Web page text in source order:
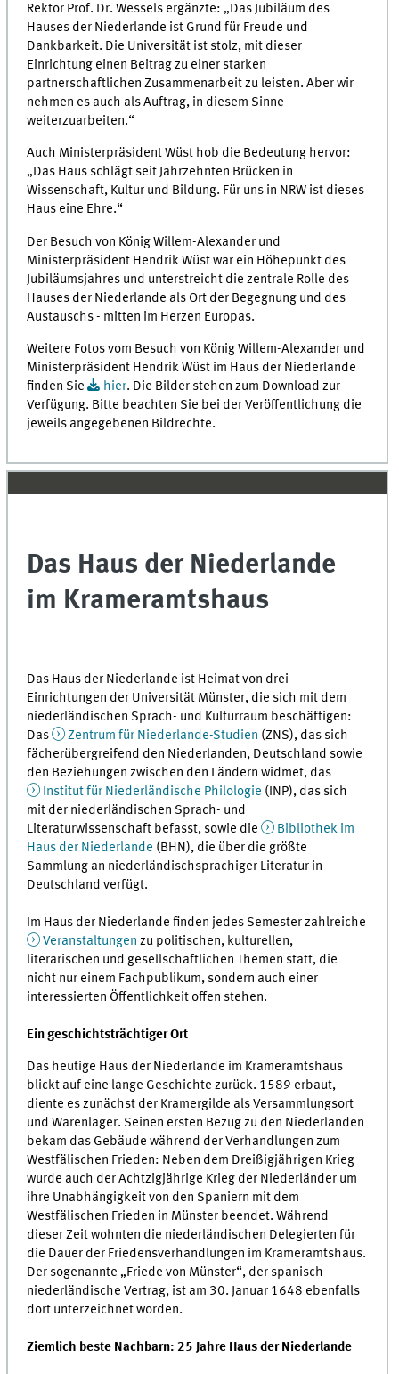
Rektor Prof. Dr. Wessels ergänzte: „Das Jubiläum des
Hauses der Niederlande ist Grund für Freude und
Dankbarkeit. Die Universität ist stolz, mit dieser
Einrichtung einen Beitrag zu einer starken
partnerschaftlichen Zusammenarbeit zu leisten. Aber wir
nehmen es auch als Auftrag, in diesem Sinne
weiterzuarbeiten.“
Auch Ministerpräsident Wüst hob die Bedeutung hervor:
„Das Haus schlägt seit Jahrzehnten Brücken in
Wissenschaft, Kultur und Bildung. Für uns in NRW ist dieses
Haus eine Ehre.“
Der Besuch von König Willem-Alexander und
Ministerpräsident Hendrik Wüst war ein Höhepunkt des
Jubiläumsjahres und unterstreicht die zentrale Rolle des
Hauses der Niederlande als Ort der Begegnung und des
Austauschs - mitten im Herzen Europas.
Weitere Fotos vom Besuch von König Willem-Alexander und
Ministerpräsident Hendrik Wüst im Haus der Niederlande
finden Sie
hier. Die Bilder stehen zum Download zur
Verfügung. Bitte beachten Sie bei der Veröffentlichung die
jeweils angegebenen Bildrechte.
Das Haus der Niederlande
im Krameramtshaus
Das Haus der Niederlande ist Heimat von drei
Einrichtungen der Universität Münster, die sich mit dem
niederländischen Sprach- und Kulturraum beschäftigen:
Das
Zentrum für Niederlande-Studien (ZNS), das sich
fächerübergreifend den Niederlanden, Deutschland sowie
den Beziehungen zwischen den Ländern widmet, das
Institut für Niederländische Philologie (INP), das sich
mit der niederländischen Sprach- und
Literaturwissenschaft befasst, sowie die
Bibliothek im
Haus der Niederlande (BHN), die über die größte
Sammlung an niederländischsprachiger Literatur in
Deutschland verfügt.
Im Haus der Niederlande finden jedes Semester zahlreiche
Veranstaltungen zu politischen, kulturellen,
literarischen und gesellschaftlichen Themen statt, die
nicht nur einem Fachpublikum, sondern auch einer
interessierten Öffentlichkeit offen stehen.
Ein geschichtsträchtiger Ort
Das heutige Haus der Niederlande im Krameramtshaus
blickt auf eine lange Geschichte zurück. 1589 erbaut,
diente es zunächst der Kramergilde als Versammlungsort
und Warenlager. Seinen ersten Bezug zu den Niederlanden
bekam das Gebäude während der Verhandlungen zum
Westfälischen Frieden: Neben dem Dreißigjährigen Krieg
wurde auch der Achtzigjährige Krieg der Niederländer um
ihre Unabhängigkeit von den Spaniern mit dem
Westfälischen Frieden in Münster beendet. Während
dieser Zeit wohnten die niederländischen Delegierten für
die Dauer der Friedensverhandlungen im Krameramtshaus.
Der sogenannte „Friede von Münster“, der spanisch-
niederländische Vertrag, ist am 30. Januar 1648 ebenfalls
dort unterzeichnet worden.
Ziemlich beste Nachbarn: 25 Jahre Haus der Niederlande